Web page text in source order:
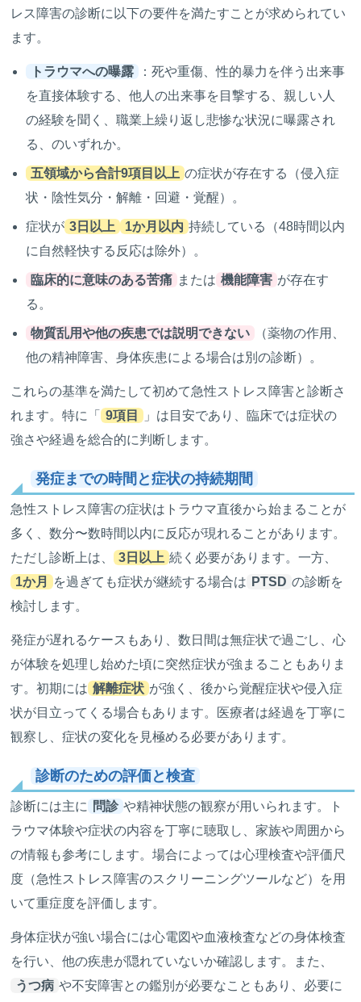
レス障害の診断に以下の要件を満たすことが求められてい
ます。
トラウマへの曝露
：死や重傷、性的暴力を伴う出来事
を直接体験する、他人の出来事を目撃する、親しい人
の経験を聞く、職業上繰り返し悲惨な状況に曝露され
る、のいずれか。
五領域から合計9項目以上 の症状が存在する（侵入症
状・陰性気分・解離・回避・覚醒）。
症状が 3日以上 1か月以内 持続している（48時間以内
に自然軽快する反応は除外）。
臨床的に意味のある苦痛 または 機能障害 が存在す
る。
物質乱用や他の疾患では説明できない
（薬物の作用、
他の精神障害、身体疾患による場合は別の診断）。
これらの基準を満たして初めて急性ストレス障害と診断さ
れます。特に「 9項目
」は目安であり、臨床では症状の
強さや経過を総合的に判断します。
発症までの時間と症状の持続期間
急性ストレス障害の症状はトラウマ直後から始まることが
多く、数分〜数時間以内に反応が現れることがあります。
ただし診断上は、 3日以上 続く必要があります。一方、
1か月
を過ぎても症状が継続する場合は PTSD の診断を
検討します。
発症が遅れるケースもあり、数日間は無症状で過ごし、心
が体験を処理し始めた頃に突然症状が強まることもありま
す。初期には 解離症状 が強く、後から覚醒症状や侵入症
状が目立ってくる場合もあります。医療者は経過を丁寧に
観察し、症状の変化を見極める必要があります。
診断のための評価と検査
診断には主に 問診 や精神状態の観察が用いられます。ト
ラウマ体験や症状の内容を丁寧に聴取し、家族や周囲から
の情報も参考にします。場合によっては心理検査や評価尺
度（急性ストレス障害のスクリーニングツールなど）を用
いて重症度を評価します。
身体症状が強い場合には心電図や血液検査などの身体検査
を行い、他の疾患が隠れていないか確認します。また、
うつ病 や不安障害との鑑別が必要なこともあり、必要に